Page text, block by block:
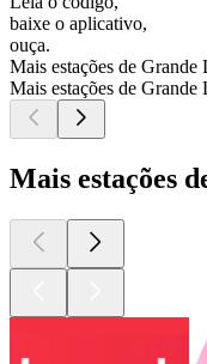
baixe o aplicativo,
ouça.
Mais estações de Grande
Mais estações de Grande
Mais estações